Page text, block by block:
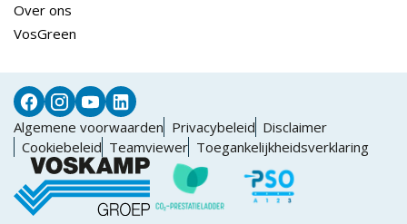
Over ons
VosGreen
Algemene voorwaarden Privacybeleid Disclaimer
Cookiebeleid Teamviewer Toegankelijkheidsverklaring